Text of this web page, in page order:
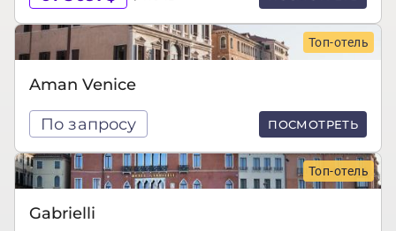
Топ-отель
Aman Venice
По запросу ПОСМОТРЕТЬ
Топ-отель
Gabrielli